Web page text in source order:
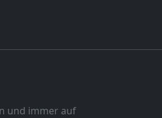
und immer auf